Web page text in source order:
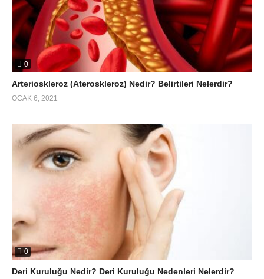
0
Arterioskleroz (Ateroskleroz) Nedir? Belirtileri Nelerdir?
OCAK 6, 2021
0
Deri Kuruluğu Nedir? Deri Kuruluğu Nedenleri Nelerdir?